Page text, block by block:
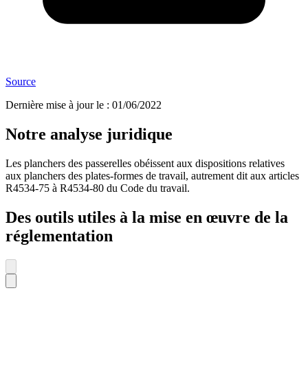
Source
Dernière mise à jour le : 01/06/2022
Notre analyse juridique
Les planchers des passerelles obéissent aux dispositions relatives
aux planchers des plates-formes de travail, autrement dit aux articles
R4534-75 à R4534-80 du Code du travail.
Des outils utiles à la mise en œuvre de la
réglementation